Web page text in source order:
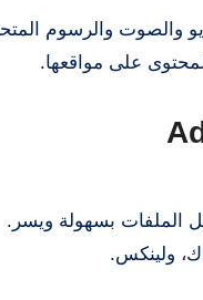
ملفات الفيديو والصوت
ولينكس.